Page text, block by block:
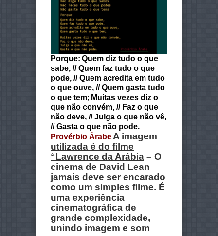
Porque: Quem diz tudo o que
sabe, // Quem faz tudo o que
pode, // Quem acredita em tudo
o que ouve, // Quem gasta tudo
o que tem; Muitas vezes diz o
que não convém, // Faz o que
não deve, // Julga o que não vê,
// Gasta o que não pode.
Provérbio ÁrabeA imagem
utilizada é do filme
“Lawrence da Arábia – O
cinema de David Lean
jamais deve ser encarado
como um simples filme. É
uma experiência
cinematográfica de
grande complexidade,
unindo imagem e som